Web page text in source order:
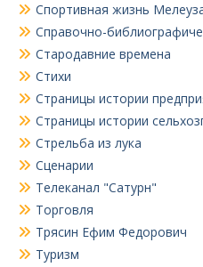
Спортивная жизнь
Справочно-
Стародавние времена
Стихи
Страницы истории
Страницы истории
Стрельба из лука
Сценарии
Телеканал "Сатурн"
Торговля
Трясин Ефим Федорович
Туризм